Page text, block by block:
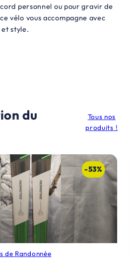
personnel ou pour gravir de
vélo vous accompagne avec
et style.
du
Tous nos
produits !
-53%
de Randonnée